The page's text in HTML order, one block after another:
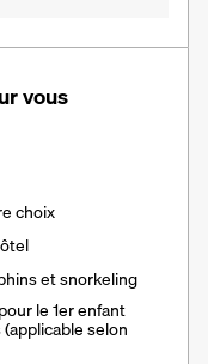
vous
choix
et snorkeling
le 1er enfant
selon